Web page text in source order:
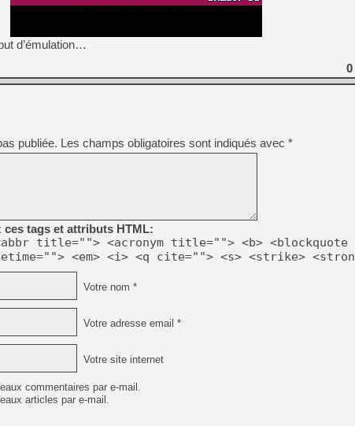
[GK] No More Room in
[GK] Un chatbot Atelier
[GK] Mémoire cash -
[GK] Nvidia : le prix des
[GK] Suikoden Star Leap
[Mo5] La mini borne
[GK] Atari renoue avec les
[GK] Le studio de FIFA
[GK] La PlayStation 1 en
[GK] Dawn of War 4 : les
[GK] CloverPit : l'héritier
[GK] Stellar Blade : Blood
[GK] Palworld Online est
[GK] Wuchang 2 : le
[GK] Minecraft et ses «
d’émulation…
0
publiée. Les champs obligatoires sont indiqués avec *
ces tags et attributs HTML:
title=""> <acronym title=""> <b> <blockquote
<em> <i> <q cite=""> <s> <strike>
Votre nom *
Votre adresse email *
Votre site internet
commentaires par e-mail.
articles par e-mail.